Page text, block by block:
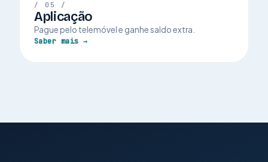
/ 05 /
Aplicação
Pague pelo telemóvel e ganhe saldo extra.
Saber mais →